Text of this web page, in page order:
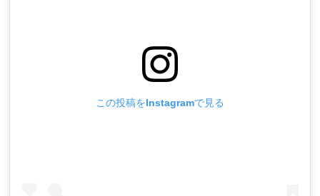
この投稿をInstagramで見る